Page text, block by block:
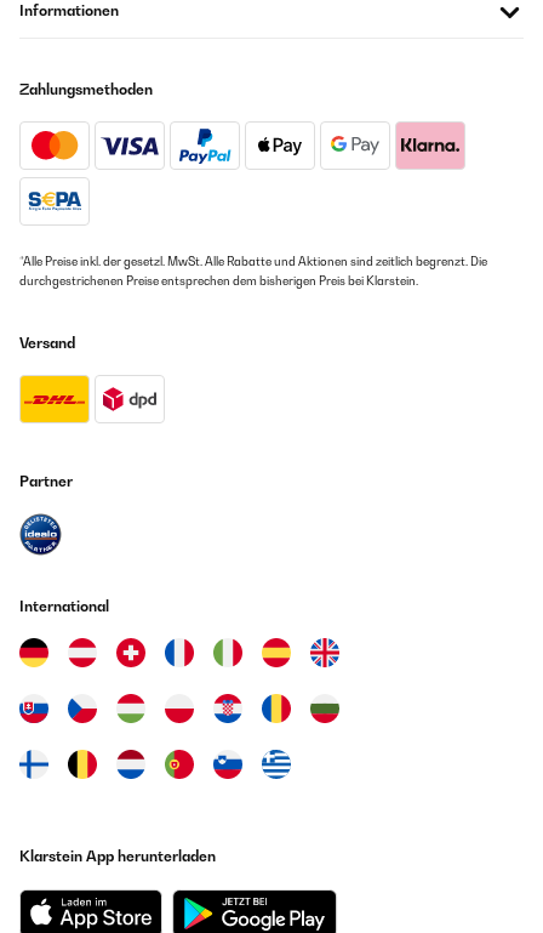
Informationen
Zahlungsmethoden
*Alle Preise inkl. der gesetzl. MwSt. Alle Rabatte und Aktionen sind zeitlich begrenzt. Die
durchgestrichenen Preise entsprechen dem bisherigen Preis bei Klarstein.
Versand
Partner
International
Klarstein App herunterladen